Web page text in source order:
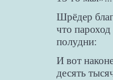
Шрёдер
что
полудни:
И вот
десять